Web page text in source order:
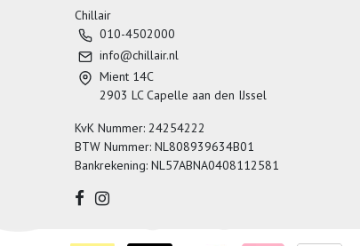
Chillair
010-4502000
info@chillair.nl
Mient 14C
2903 LC Capelle aan den IJssel
KvK Nummer: 24254222
BTW Nummer: NL808939634B01
Bankrekening: NL57ABNA0408112581